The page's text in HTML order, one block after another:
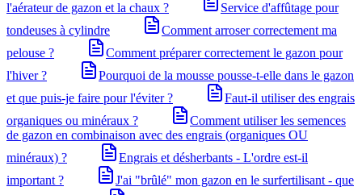
l'aérateur de gazon et la chaux ?
Service d'affûtage pour
tondeuses à cylindre
Comment arroser correctement ma
pelouse ?
Comment préparer correctement le gazon pour
l'hiver ?
Pourquoi de la mousse pousse-t-elle dans le gazon
et que puis-je faire pour l'éviter ?
Faut-il utiliser des engrais
organiques ou minéraux ?
Comment utiliser les semences
de gazon en combinaison avec des engrais (organiques OU
minéraux) ?
Engrais et désherbants - L'ordre est-il
important ?
J'ai "brûlé" mon gazon en le surfertilisant - que